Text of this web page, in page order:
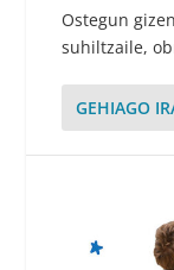
Ostegun
suhiltzaile,
GEHIAGO